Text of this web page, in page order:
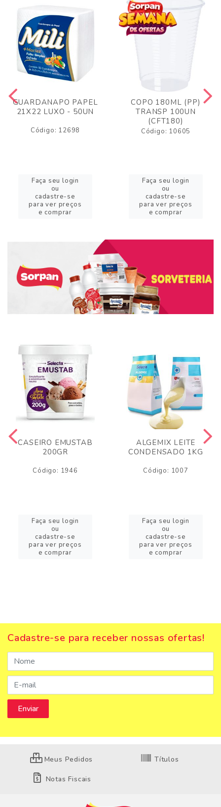
GUARDANAPO PAPEL
21X22 LUXO - 50UN
Código: 12698
Faça seu login
ou
cadastre-se
para ver preços
e comprar
COPO 180ML (PP)
TRANSP 100UN
(CFT180)
Código: 10605
Faça seu login
ou
cadastre-se
para ver preços
e comprar
CASEIRO EMUSTAB
200GR
Código: 1946
Faça seu login
ou
cadastre-se
para ver preços
e comprar
ALGEMIX LEITE
CONDENSADO 1KG
Código: 1007
Faça seu login
ou
cadastre-se
para ver preços
e comprar
Cadastre-se para receber nossas ofertas!
Meus Pedidos Títulos
Notas Fiscais